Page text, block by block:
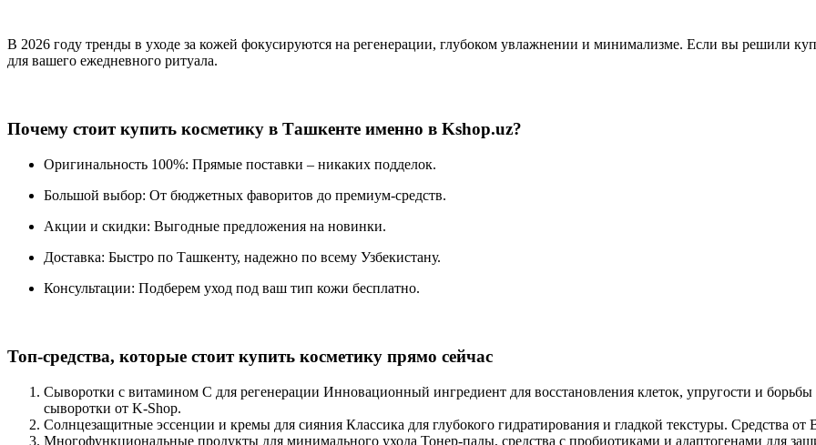
В 2026 году тренды в уходе за кожей фокусируются на регенерации, глубоком увлажнении и минимализме. Если вы решили
для вашего ежедневного ритуала.
Почему стоит купить косметику в Ташкенте именно в Kshop.uz?
Оригинальность 100%: Прямые поставки – никаких подделок.
Большой выбор: От бюджетных фаворитов до премиум-средств.
Акции и скидки: Выгодные предложения на новинки.
Доставка: Быстро по Ташкенту, надежно по всему Узбекистану.
Консультации: Подберем уход под ваш тип кожи бесплатно.
Топ-средства, которые стоит купить косметику прямо сейчас
Сыворотки с витамином C для регенерации Инновационный ингредиент для восстановления клеток, упругости и
сыворотки от K-Shop.
Солнцезащитные эссенции и кремы для сияния Классика для глубокого гидратирования и гладкой текстуры. Средства
Многофункциональные продукты для минимального ухода Тонер-пады, средства с пробиотиками и адаптогенами для